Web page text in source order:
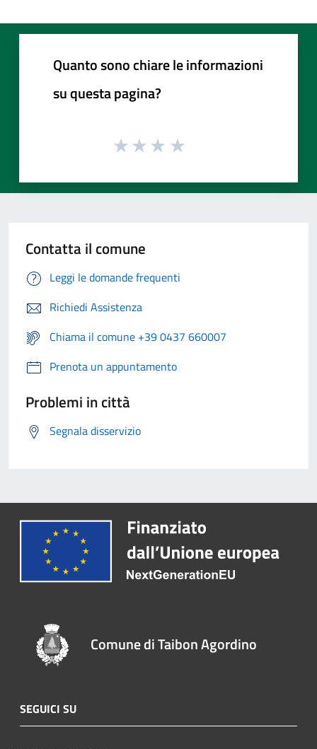
Quanto sono chiare le informazioni
su questa pagina?
Contatta il comune
Leggi le domande frequenti
Richiedi Assistenza
Chiama il comune +39 0437 660007
Prenota un appuntamento
Problemi in città
Segnala disservizio
Comune di Taibon Agordino
SEGUICI SU